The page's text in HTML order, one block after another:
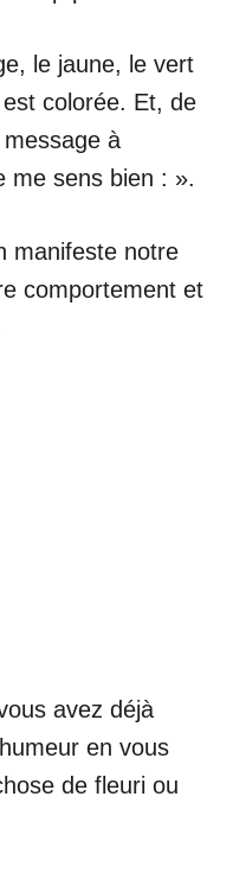
le jaune, le vert
colorée. Et, de
à
me sens bien : ».
manifeste notre
comportement et
avez déjà
en vous
de fleuri ou